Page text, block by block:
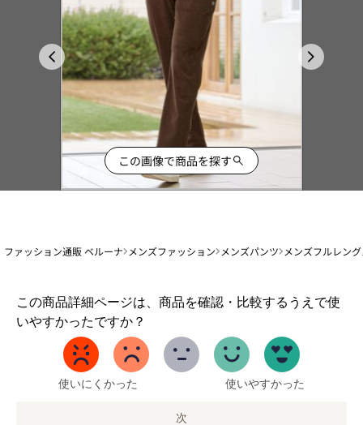
この画像で商品を探す
ファッション通販 ベルーナ メンズファッション メンズパンツ メンズフルレン
この商品詳細ページは、商品を確認・比較するうえで使
いやすかったですか？
1
か
使いにくかった 使いやすかった
次